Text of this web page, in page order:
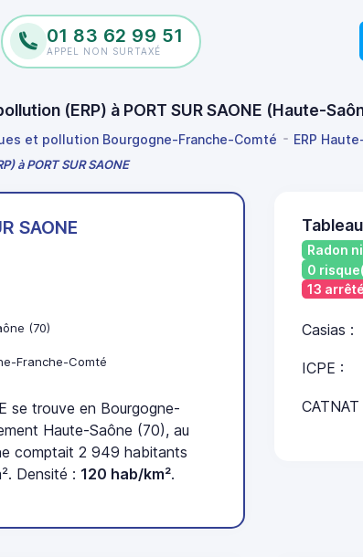
01 83 62 99 51
APPEL NON SURTAXÉ
(ERP) à PORT SUR SAONE (Haute-
et pollution Bourgogne-Franche-Comté ERP
à PORT SUR SAONE
SAONE
(70)
Franche-Comté
se trouve en Bourgogne-
Haute-Saône (70), au
comptait 2 949 habitants
Densité : 120 hab/km².
Radon
0
13
Casias :
ICPE :
CATNAT